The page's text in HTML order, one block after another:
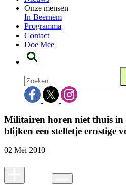
Onze mensen
In Beernem
Programma
Contact
Doe Mee
Militairen horen niet thuis in
blijken een stelletje ernstige
02 Mei 2010